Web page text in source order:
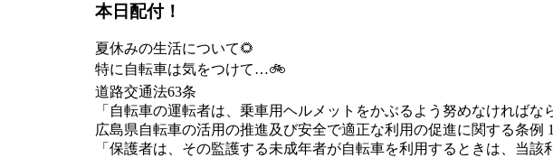
本日配付！
夏休みの生活について🌻
特に自転車は気をつけて…🚲
道路交通法63条
「自転車の運転者は、乗車用ヘルメットをかぶるよう努めなければな
広島県自転車の活用の推進及び安全で適正な利用の促進に関する条例
「保護者は、その監護する未成年者が自転車を利用するときは、当